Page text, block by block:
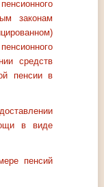
законам
средств
пенсии в
в виде
пенсий